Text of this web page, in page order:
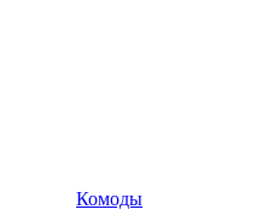
Комоды